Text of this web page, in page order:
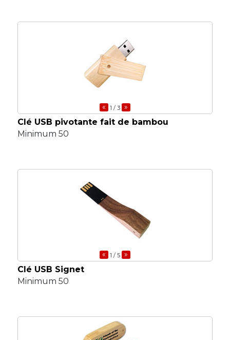
« 1 / 3 »
Clé USB pivotante fait de bambou
Minimum 50
« 1 / 5 »
Clé USB Signet
Minimum 50